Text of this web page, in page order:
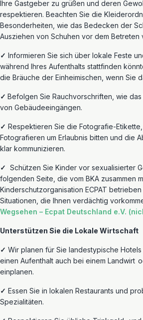
Ihre Gastgeber zu grüßen und deren
respektieren. Beachten Sie die
Besonderheiten , wie das Bedecken der
Ausziehen von Schuhen vor dem Betreten
✓ Informieren Sie sich über lokale Feste
während Ihres Aufenthalts stattfinden
die Bräuche der Einheimischen, wenn Sie
✓ Befolgen Sie Rauchvorschriften, wie
von Gebäudeeingängen.
✓ Respektieren Sie die Fotografie-
Fotografieren um Erlaubnis bitten und die
klar kommunizieren.
✓ Schützen Sie Kinder vor sexualisierter
folgenden Seite, die vom BKA zusammen
Kinderschutzorganisation ECPAT
Situationen, die Ihnen verdächtig
Wegsehen – Ecpat Deutschland e.V.
Unterstützen Sie die Lokale Wirtschaft
✓ Wir planen für Sie landestypische
einen Aufenthalt auch bei einem Landwirt
einplanen.
✓ Essen Sie in lokalen Restaurants und
Spezialitäten.